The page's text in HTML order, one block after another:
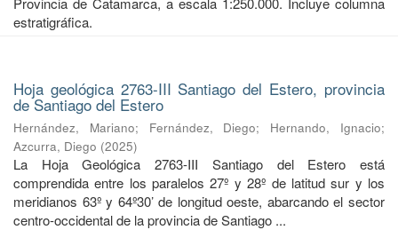
estratigráfica.
Hoja geológica 2763-III Santiago del Estero, provincia
de Santiago del Estero
Hernández, Mariano; Fernández, Diego; Hernando, Ignacio;
Azcurra, Diego (2025)
La Hoja Geológica 2763-III Santiago del Estero está
comprendida entre los paralelos 27º y 28º de latitud sur y los
meridianos 63º y 64º30’ de longitud oeste, abarcando el sector
centro-occidental de la provincia de Santiago ...